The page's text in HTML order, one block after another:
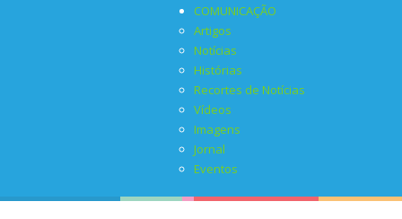
COMUNICAÇÃO
Artigos
Notícias
Histórias
Recortes de Notícias
Vídeos
Imagens
Jornal
Eventos